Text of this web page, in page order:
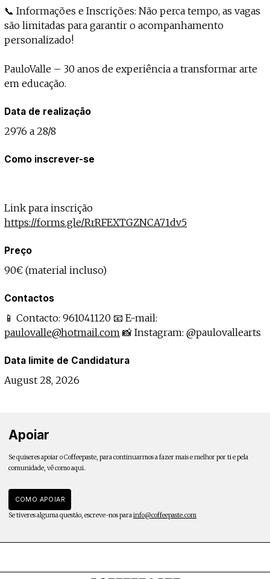
📞 Informações e Inscrições: Não perca tempo, as vagas
são limitadas para garantir o acompanhamento
personalizado!
PauloValle – 30 anos de experiência a transformar arte
em educação.
Data de realização
2976 a 28/8
Como inscrever-se
Link para inscrição
https://forms.gle/RrRFEXTGZNCA71dv5
Preço
90€ (material incluso)
Contactos
📱 Contacto: 961041120 📧 E-mail:
paulovalle@hotmail.com 📸 Instagram: @paulovallearts
Data limite de Candidatura
August 28, 2026
Apoiar
Se quiseres apoiar o Coffeepaste, para continuarmos a fazer mais e melhor por ti e pela
comunidade, vê como aqui.
COMO APOIAR
Se tiveres alguma questão, escreve-nos parainfo@coffeepaste.com